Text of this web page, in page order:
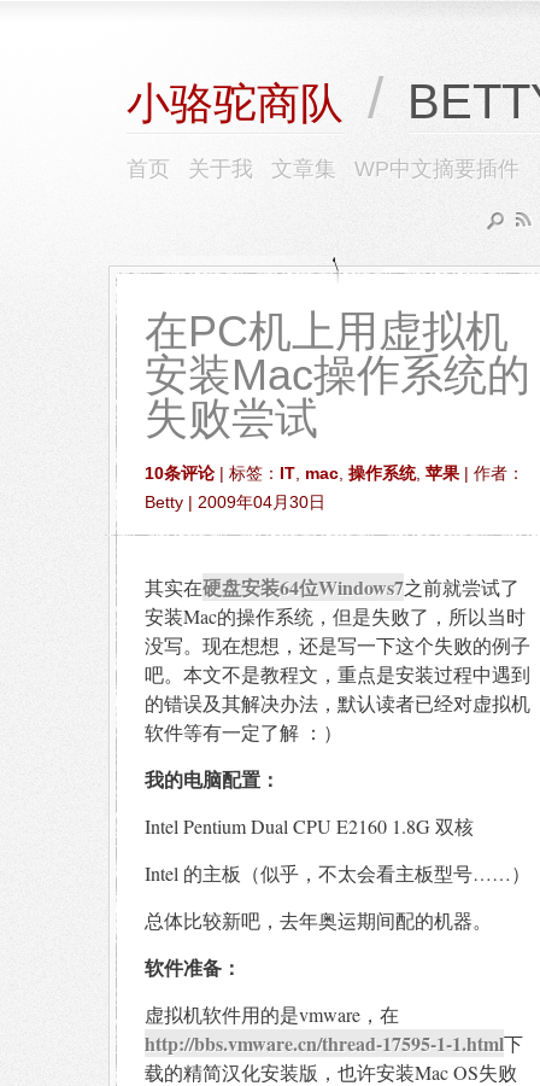
小骆驼商队 /
首页 关于我 文章集 WP中文摘要插件
在PC机上用虚拟机
安装Mac操作系统的
失败尝试
10条评论 | 标签： IT mac 操作系统, 苹果 | 作者：
Betty | 2009年04月30日
其实在硬盘安装64位Windows7之前就尝试了
安装Mac的操作系统，但是失败了，所以当时
没写。现在想想，还是写一下这个失败的例子
吧。本文不是教程文，重点是安装过程中遇到
的错误及其解决办法，默认读者已经对虚拟机
软件等有一定了解 ：）
我的电脑配置：
Intel Pentium Dual CPU E2160 1.8G 双核
Intel 的主板（似乎，不太会看主板型号……）
总体比较新吧，去年奥运期间配的机器。
软件准备：
虚拟机软件用的是vmware，在
http://bbs.vmware.cn/thread-17595-1-1.html下
载的精简汉化安装版，也许安装Mac OS失败